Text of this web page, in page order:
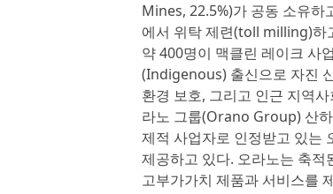
Mines, 22.5%)가 공동 소유하
에서 위탁 제련(toll milling)하
약 400명이 맥클린 레이크 사
(Indigenous) 출신으로 자진
환경 보호, 그리고 인근 지역
라노 그룹(Orano Group) 산
제적 사업자로 인정받고 있는
제공하고 있다. 오라노는 축
고부가가치 제품과 서비스를